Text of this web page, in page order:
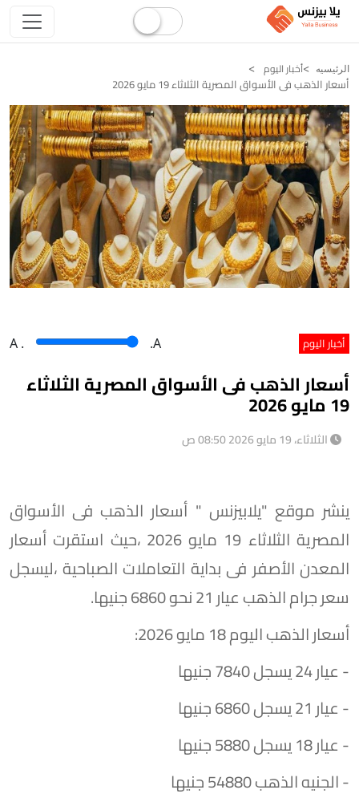
الرئيسيه أخبار اليوم
أسعار الذهب فى الأسواق المصرية الثلاثاء 19 مايو 2026
أخبار اليوم A . .A
أسعار الذهب فى الأسواق المصرية الثلاثاء
19 مايو 2026
الثلاثاء، 19 مايو 2026 08:50 ص
ينشر موقع "يلابيزنس " أسعار الذهب فى الأسواق
المصرية الثلاثاء 19 مايو 2026 ،حيث استقرت أسعار
المعدن الأصفر فى بداية التعاملات الصباحية ،ليسجل
سعر جرام الذهب عيار 21 نحو 6860 جنيها.
أسعار الذهب اليوم 18 مايو 2026:
- عيار 24 يسجل 7840 جنيها
- عيار 21 يسجل 6860 جنيها
- عيار 18 يسجل 5880 جنيها
- الجنيه الذهب 54880 جنيها